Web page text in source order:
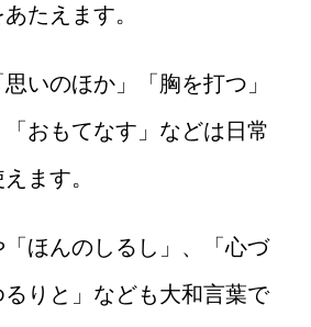
たえます。
思いのほか」「胸を打つ」
「おもてなす」などは日常
ます。
「ほんのしるし」、「心づ
るりと」なども大和言葉で